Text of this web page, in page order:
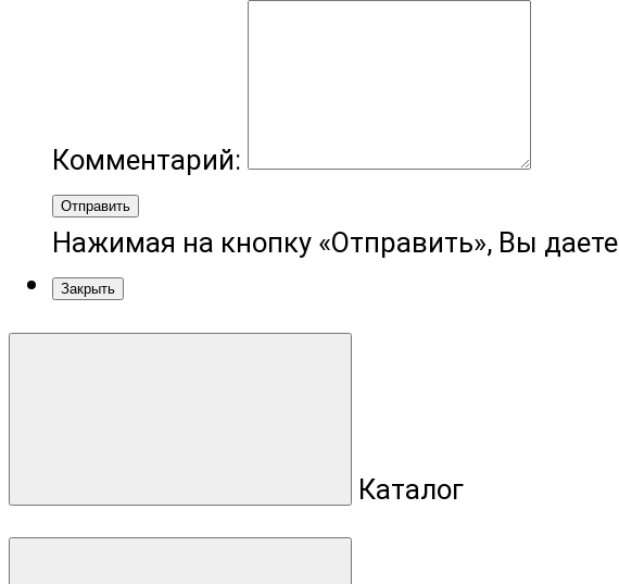
Комментарий:
Отправить
Нажимая на кнопку «Отправить», Вы даете
Закрыть
Каталог